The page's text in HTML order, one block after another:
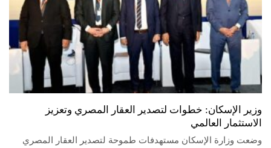
وزير الإسكان: خطوات لتصدير العقار المصري وتعزيز
الاستثمار العالمي
وضعت وزارة الإسكان مستهدفات طموحة لتصدير العقار المصري